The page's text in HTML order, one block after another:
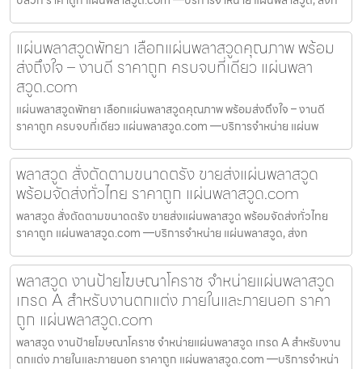
แผ่นพลาสวูดพัทยา เลือกแผ่นพลาสวูดคุณภาพ พร้อม
ส่งถึงใจ – งานดี ราคาถูก ครบจบที่เดียว แผ่นพลา
สวูด.com
แผ่นพลาสวูดพัทยา เลือกแผ่นพลาสวูดคุณภาพ พร้อมส่งถึงใจ – งานดี
ราคาถูก ครบจบที่เดียว แผ่นพลาสวูด.com —บริการจำหน่าย แผ่นพ
พลาสวูด สั่งตัดตามขนาดตรัง ขายส่งแผ่นพลาสวูด
พร้อมจัดส่งทั่วไทย ราคาถูก แผ่นพลาสวูด.com
พลาสวูด สั่งตัดตามขนาดตรัง ขายส่งแผ่นพลาสวูด พร้อมจัดส่งทั่วไทย
ราคาถูก แผ่นพลาสวูด.com —บริการจำหน่าย แผ่นพลาสวูด, ส่งท
พลาสวูด งานป้ายโฆษณาโคราช จำหน่ายแผ่นพลาสวูด
เกรด A สำหรับงานตกแต่ง ภายในและภายนอก ราคา
ถูก แผ่นพลาสวูด.com
พลาสวูด งานป้ายโฆษณาโคราช จำหน่ายแผ่นพลาสวูด เกรด A สำหรับงาน
ตกแต่ง ภายในและภายนอก ราคาถูก แผ่นพลาสวูด.com —บริการจำหน่า